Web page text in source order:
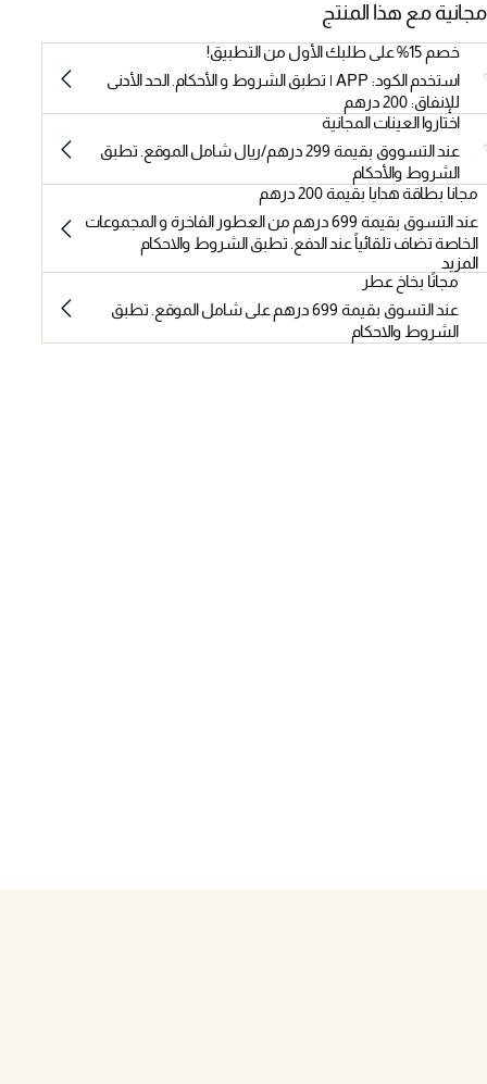
مع هذا المنتج
خصم 15% على طلبك الأول من التطبيق!
استخدم الكود: APP | تطبق الشروط و الأحكام. الحد الأدنى
للإنفاق: 200 درهم
اختاروا العينات المجانية
عند التسووق بقيمة 299 درهم/ريال شامل الموقع. تطبق
الشروط والأحكام
مجانا بطاقة هدايا بقيمة 200 درهم
عند التسوق بقيمة 699 درهم من العطور الفاخرة و المجموعات
الخاصة تضاف تلقائياً عند الدفع. تطبق الشروط والاحكام
المزيد
مجانًا بخاخ عطر
عند التسوق بقيمة 699 درهم على شامل الموقع. تطبق
الشروط والاحكام